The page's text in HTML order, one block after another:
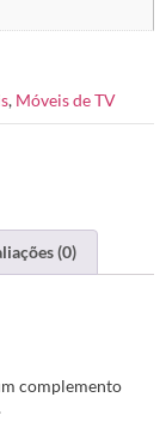
, Móveis de TV
(0)
complemento